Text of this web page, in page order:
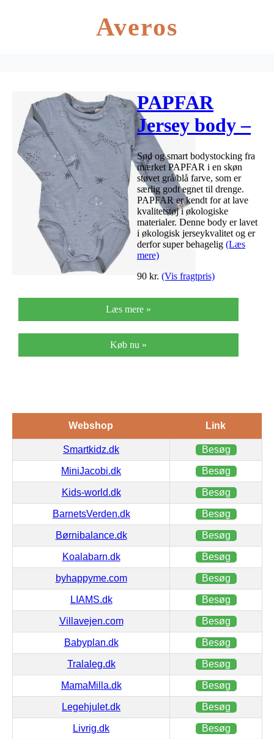
Averos
PAPFAR
Jersey body –
Støvet grå/blå
Sød og smart bodystocking fra
mærket PAPFAR i en skøn
støvet grå/blå farve, som er
særlig godt egnet til drenge.
PAPFAR er kendt for at lave
kvalitetstøj i økologiske
materialer. Denne body er lavet
i økologisk jerseykvalitet og er
derfor super behagelig (Læs
mere)
90 kr. (Vis fragtpris)
Læs mere »
Køb nu »
Webshop Link
Smartkidz.dk Besøg
MiniJacobi.dk Besøg
Kids-world.dk Besøg
BarnetsVerden.dk Besøg
Børnibalance.dk Besøg
Koalabarn.dk Besøg
byhappyme.com Besøg
LIAMS.dk Besøg
Villavejen.com Besøg
Babyplan.dk Besøg
Tralaleg.dk Besøg
MamaMilla.dk Besøg
Legehjulet.dk Besøg
Livrig.dk Besøg